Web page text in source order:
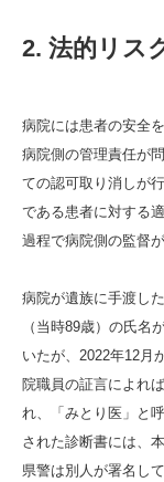
2. 法的リス
病院には患者の安全
病院側の管理責任が
ての認可取り消しが
である患者に対する
過程で病院側の監督
病院が遺族に手渡し
（当時89歳）の氏名
いたが、2022年12月
院職員の証言によれ
れ、「みとり医」と
された診断書には、
県警は別人が署名し